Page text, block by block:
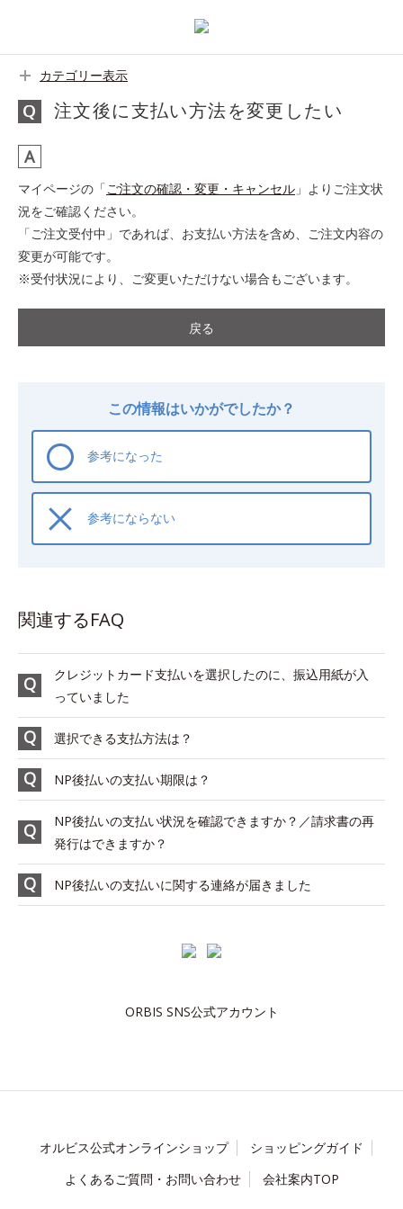
カテゴリー表示
注文後に支払い方法を変更したい
マイページの「ご注文の確認・変更・キャンセル 」よりご注文状
況をご確認ください。
「ご注文受付中」であれば、お支払い方法を含め、ご注文内容の
変更が可能です。
※受付状況により、ご変更いただけない場合もございます。
戻る
この情報はいかがでしたか？
参考になった
参考にならない
関連するFAQ
クレジットカード支払いを選択したのに、振込用紙が入
っていました
選択できる支払方法は？
NP後払いの支払い期限は？
NP後払いの支払い状況を確認できますか？／請求書の再
発行はできますか？
NP後払いの支払いに関する連絡が届きました
ORBIS SNS公式アカウント
オルビス公式オンラインショップ
ショッピングガイド
よくあるご質問・お問い合わせ
会社案内TOP